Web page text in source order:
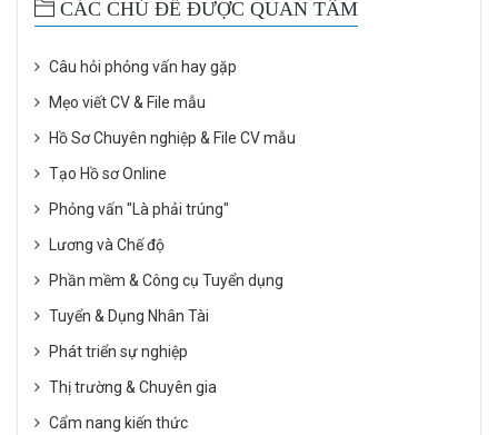
CÁC CHỦ ĐỀ ĐƯỢC QUAN TÂM
Câu hỏi phỏng vấn hay gặp
Mẹo viết CV & File mẫu
Hồ Sơ Chuyên nghiệp & File CV mẫu
Tạo Hồ sơ Online
Phỏng vấn "Là phải trúng"
Lương và Chế độ
Phần mềm & Công cụ Tuyển dụng
Tuyển & Dụng Nhân Tài
Phát triển sự nghiệp
Thị trường & Chuyên gia
Cẩm nang kiến thức